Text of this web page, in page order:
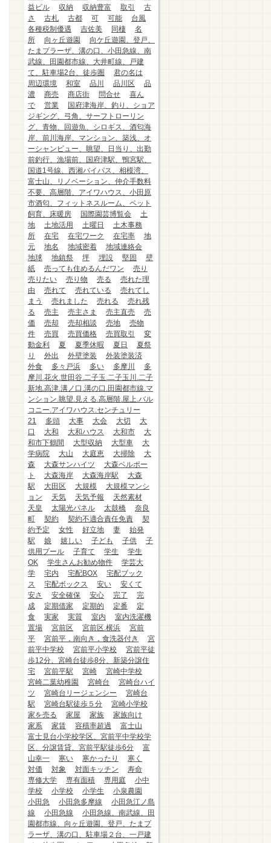
益ビル
収納 収納豊富 取引
古
さ
古札 古都 可 可能
台風
各種税制優遇
吉佐美 同棲
名
所
向ヶ丘遊園
向ケ丘遊園、登戸、
たまプラーザ、溝の口、小田急線、南
武線、田園都市線、大井町線、戸建
て、駐車場2台、徒歩圏
君の名は
周辺環境
和室 品川 品川区
品
濃
商売 商店街 問合せ
喜ん
で
営業
国府津海岸、釣り、ショア
ジギング、弓角、サーフトローリン
グ、青物、回遊魚、シロギス、酒匂海
岸、前川海岸、マンション、築浅、オ
ーシャンビュー、眺望、日当り、出勤
前釣行、漁場前、国府津駅、鴨宮駅、
国道1号線、西湘バイパス、相模湾、
富士山、リノベーション、仲介手数料
不要、高層階、アイワハウス、小田原
市酒匂、フィットネスルーム、ペット
飼育、床暖房
国際園芸博覧会
土
地
土地活用 土曜日
土木事務
所
在宅 在宅ワーク 在宅率
地
元
地名 地域密着
地域連絡会
地球
地鎮祭 坪 埋設 堅固
壁
紙
売っても住めるんだワン
売り
売りたい
売り物 売る
売れた理
由
売れて 売れている
売れてし
まう
売れました 売れる
売れ残
る
売主 売主さま 売主直売
売
価
売却 売却相談 売地
売物
件
売買 売買価格 売買取引
変
動金利
夏 夏季休暇 夏日
夏祭
り
外出 外壁塗装
外装塗装済
外食
多々戸浜 多い 多摩川
多
摩川.花火.世田谷.二子玉.二子玉川.二子
新地.高津.溝ノ口.溝の口.田園都市線.マ
ンション.眺望.見える.高層階.屋上.バル
コニー.アイワハウス.センチュリー
21
多頭 大事 大会 大切
大
口
大和 大和ハウス 大和市
大
和市下鶴間
大型収納 大型車
大
学病院
大山 大庭恵 大掃除
大
森
大森サンハイツ
大森ベルポー
ト
大森海岸 大森海岸駅
大森
駅
大田区 大規模
大規模マンシ
ョン
天気 天気予報
天然素材
天皇
太陽光パネル 太鼓橋
奈良
町
契約 契約不適合責任免責
契
約予定
女性 好立地 妻
始発
駅
娘 嬉しい 子ども 子供
子
供用プール
子育て 学生
学生
OK
学生さんお勧め物件
学芸大
学
宅内 宅配BOX
宅配ブック
ス
宅配ボックス 安い
安くて
安さ
安全確保 安心 完了
完
成
定期借家 定期的 定番
定
食
実家 実質 室内
室内洗濯機
置場
宮前区 宮前区.横浜
宮前
平
宮前平，南向き，食洗器付き
宮
前平中学校
宮前平小学校
宮前平徒
歩12分、宮崎台徒歩8分、新築分譲住
宅
宮前平駅 宮崎
宮崎中学校
宮崎二葉幼稚園
宮崎台
宮崎台ハイ
ツ
宮崎台リージェンシー
宮崎台
駅
宮崎台駅徒歩５分
宮崎小学校
家を売る
家屋 家族
家族向け
家系
家賃 容積率超過
富士山
富士見台小学校学区、宮前平中学校学
区、分譲賃貸、宮前平駅徒歩6分
富
山幸一
寒い 寒かったり
寒く
対価
対象 対面キッチン
寿命
専修大学
専有面積 専用庭
小中
学校
小学校 小学生
小泉農園
小田急
小田急多摩線
小田急江ノ島
線
小田急線
小田急線、南武線、田
園都市線、向ヶ丘遊園、登戸、たまプ
ラーザ、溝の口、駐車場２台、一戸建